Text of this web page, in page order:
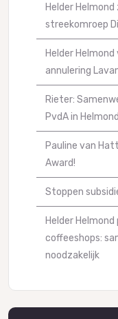
Helder
streekomroep
Helder
annulering
Rieter:
PvdA in
Pauline van
Award!
Stoppen
Helder
coffeeshops:
noodzakelijk